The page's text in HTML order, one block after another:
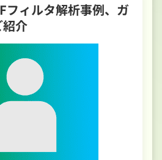
フィルタ解析事例、ガ
介